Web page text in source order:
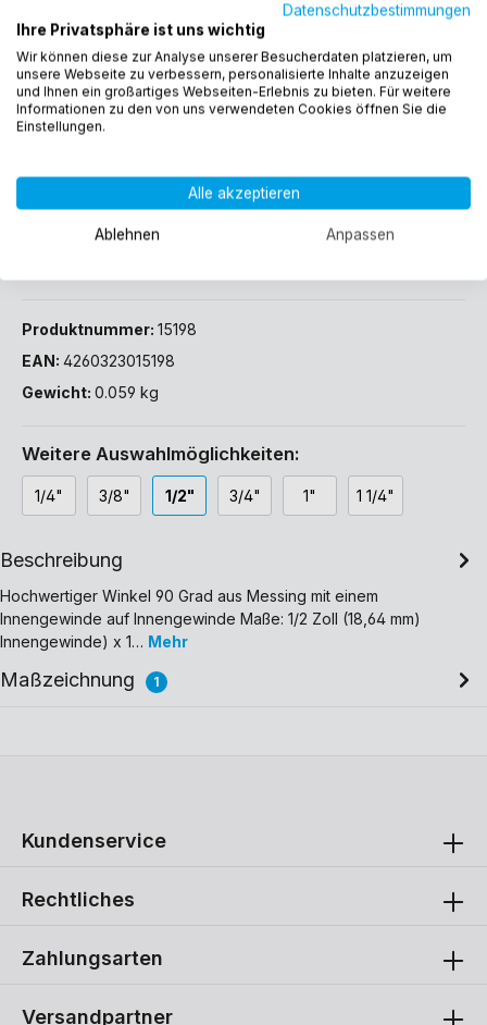
2,60 €*
Preise inkl. MwSt. zzgl. Versandkosten
Sofort verfügbar, Lieferzeit: 1-3 Werktage (DE)
Produktnummer: 15198
EAN: 4260323015198
Gewicht: 0.059 kg
Weitere Auswahlmöglichkeiten:
1/4" 3/8" 1/2" 3/4" 1" 1 1/4"
Beschreibung
Hochwertiger Winkel 90 Grad aus Messing mit einem
Innengewinde auf Innengewinde Maße: 1/2 Zoll (18,64 mm)
Innengewinde) x 1… Mehr
Maßzeichnung 1
Zahlungsarten
Versandpartner
Kundenservice
Rechtliches
Datenschutzbestimmungen
Ihre Privatsphäre ist uns wichtig
Wir können diese zur Analyse unserer Besucherdaten platzieren, um
unsere Webseite zu verbessern, personalisierte Inhalte anzuzeigen
und Ihnen ein großartiges Webseiten-Erlebnis zu bieten. Für weitere
Informationen zu den von uns verwendeten Cookies öffnen Sie die
Einstellungen.
Alle akzeptieren
Ablehnen Anpassen